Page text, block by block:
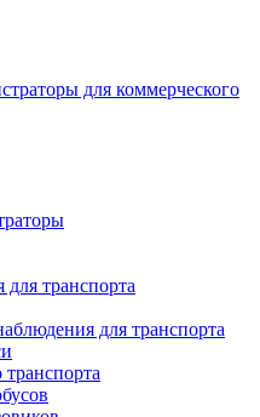
для коммерческого
транспорта
для транспорта